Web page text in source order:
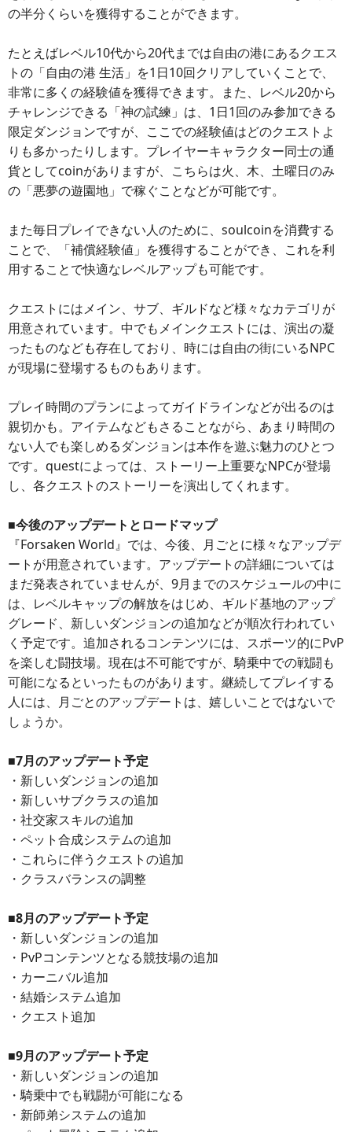
の半分くらいを獲得することができます。
たとえばレベル10代から20代までは自由の港にあるクエス
トの「自由の港 生活」を1日10回クリアしていくことで、
非常に多くの経験値を獲得できます。また、レベル20から
チャレンジできる「神の試練」は、1日1回のみ参加できる
限定ダンジョンですが、ここでの経験値はどのクエストよ
りも多かったりします。プレイヤーキャラクター同士の通
貨としてcoinがありますが、こちらは火、木、土曜日のみ
の「悪夢の遊園地」で稼ぐことなどが可能です。
また毎日プレイできない人のために、soulcoinを消費する
ことで、「補償経験値」を獲得することができ、これを利
用することで快適なレベルアップも可能です。
クエストにはメイン、サブ、ギルドなど様々なカテゴリが
用意されています。中でもメインクエストには、演出の凝
ったものなども存在しており、時には自由の街にいるNPC
が現場に登場するものもあります。
プレイ時間のプランによってガイドラインなどが出るのは
親切かも。アイテムなどもさることながら、あまり時間の
ない人でも楽しめるダンジョンは本作を遊ぶ魅力のひとつ
です。questによっては、ストーリー上重要なNPCが登場
し、各クエストのストーリーを演出してくれます。
■今後のアップデートとロードマップ
『Forsaken World』では、今後、月ごとに様々なアップデ
ートが用意されています。アップデートの詳細については
まだ発表されていませんが、9月までのスケジュールの中に
は、レベルキャップの解放をはじめ、ギルド基地のアップ
グレード、新しいダンジョンの追加などが順次行われてい
く予定です。追加されるコンテンツには、スポーツ的にPvP
を楽しむ闘技場。現在は不可能ですが、騎乗中での戦闘も
可能になるといったものがあります。継続してプレイする
人には、月ごとのアップデートは、嬉しいことではないで
しょうか。
■7月のアップデート予定
・新しいダンジョンの追加
・新しいサブクラスの追加
・社交家スキルの追加
・ペット合成システムの追加
・これらに伴うクエストの追加
・クラスバランスの調整
■8月のアップデート予定
・新しいダンジョンの追加
・PvPコンテンツとなる競技場の追加
・カーニバル追加
・結婚システム追加
・クエスト追加
■9月のアップデート予定
・新しいダンジョンの追加
・騎乗中でも戦闘が可能になる
・新師弟システムの追加